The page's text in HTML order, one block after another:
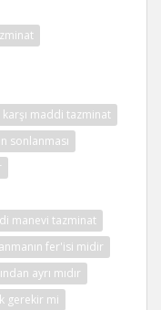
karşı maddi tazminat
sonlanması
manevi tazminat
fer'isi midir
ayrı mıdır
gerekir mi